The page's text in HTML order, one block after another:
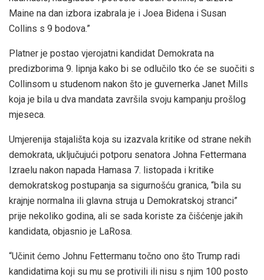
Maine na dan izbora izabrala je i Joea Bidena i Susan
Collins s 9 bodova.”
Platner je postao vjerojatni kandidat Demokrata na
predizborima 9. lipnja kako bi se odlučilo tko će se suočiti s
Collinsom u studenom nakon što je guvernerka Janet Mills
koja je bila u dva mandata završila svoju kampanju prošlog
mjeseca.
Umjerenija stajališta koja su izazvala kritike od strane nekih
demokrata, uključujući potporu senatora Johna Fettermana
Izraelu nakon napada Hamasa 7. listopada i kritike
demokratskog postupanja sa sigurnošću granica, “bila su
krajnje normalna ili glavna struja u Demokratskoj stranci”
prije nekoliko godina, ali se sada koriste za čišćenje jakih
kandidata, objasnio je LaRosa.
“Učinit ćemo Johnu Fettermanu točno ono što Trump radi
kandidatima koji su mu se protivili ili nisu s njim 100 posto